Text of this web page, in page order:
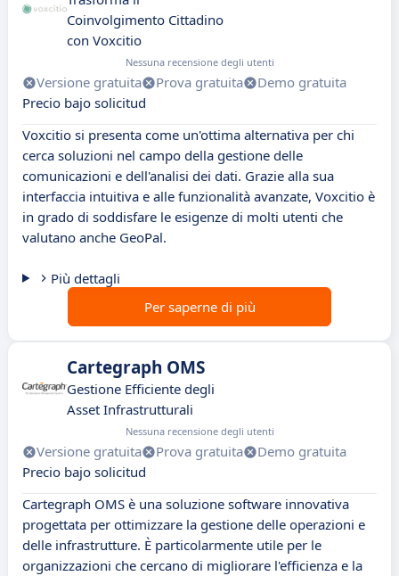
Coinvolgimento Cittadino
con Voxcitio
Nessuna recensione degli utenti
Versione gratuita Prova gratuita
Demo gratuita
Precio bajo solicitud
Voxcitio si presenta come un'ottima alternativa per chi
cerca soluzioni nel campo della gestione delle
comunicazioni e dell'analisi dei dati. Grazie alla sua
interfaccia intuitiva e alle funzionalità avanzate, Voxcitio è
in grado di soddisfare le esigenze di molti utenti che
valutano anche GeoPal.
Più dettagli
Per saperne di più
Cartegraph OMS
Gestione Efficiente degli
Asset Infrastrutturali
Nessuna recensione degli utenti
Versione gratuita Prova gratuita
Demo gratuita
Precio bajo solicitud
Cartegraph OMS è una soluzione software innovativa
progettata per ottimizzare la gestione delle operazioni e
delle infrastrutture. È particolarmente utile per le
organizzazioni che cercano di migliorare l'efficienza e la